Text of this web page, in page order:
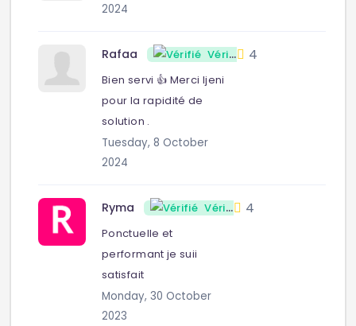
2024
Rafaa Vérifié 4
Bien servi 👍 Merci Ijeni
pour la rapidité de
solution .
Tuesday, 8 October
2024
Ryma Vérifié 4
Ponctuelle et
performant je suii
satisfait
Monday, 30 October
2023